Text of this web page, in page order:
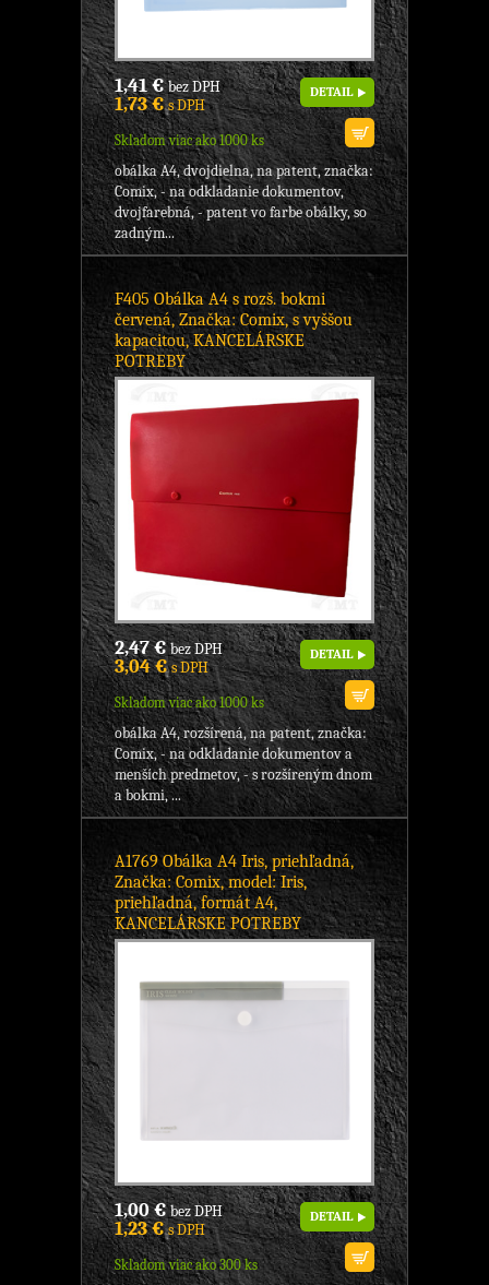
1,41 €bez DPH
1,73 €s DPH
Skladom viac ako 1000 ks
DETAIL
obálka A4, dvojdielna, na patent, značka:
Comix, - na odkladanie dokumentov,
dvojfarebná, - patent vo farbe obálky, so
zadným...
F405 Obálka A4 s rozš. bokmi
červená, Značka: Comix, s vyššou
kapacitou, KANCELÁRSKE
POTREBY
2,47 €bez DPH
3,04 €s DPH
Skladom viac ako 1000 ks
DETAIL
obálka A4, rozšírená, na patent, značka:
Comix, - na odkladanie dokumentov a
menších predmetov, - s rozšíreným dnom
a bokmi, ...
A1769 Obálka A4 Iris, priehľadná,
Značka: Comix, model: Iris,
priehľadná, formát A4,
KANCELÁRSKE POTREBY
1,00 €bez DPH
1,23 €s DPH
Skladom viac ako 300 ks
DETAIL